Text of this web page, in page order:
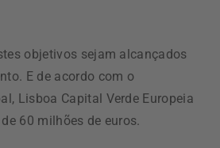
objetivos sejam alcançados
E de acordo com o
Lisboa Capital Verde Europeia
60 milhões de euros.